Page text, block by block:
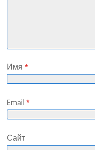
Имя*
Email*
Сайт